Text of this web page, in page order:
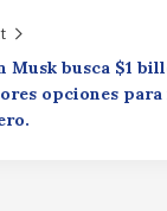
Musk busca $1
opciones
fiscal
Martín F.
“En la segunda
una
segunda quincena
caída”¿Fin a la
de agosto